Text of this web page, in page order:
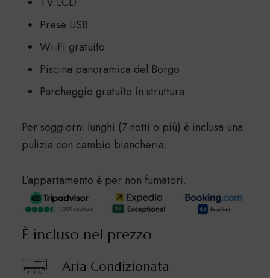
Prese USB
Wi-Fi gratuito
Piscina panoramica del Borgo
Parcheggio gratuito in struttura
Per soggiorni lunghi (7 notti o più) è inclusa una
pulizia con cambio biancheria.
L’appartamento è per non fumatori.
È incluso nel prezzo
Aria Condizionata